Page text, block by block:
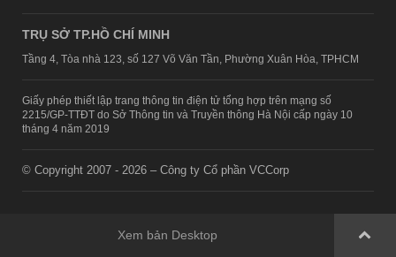
TRỤ SỞ TP.HỒ CHÍ MINH
Tầng 4, Tòa nhà 123, số 127 Võ Văn Tần, Phường Xuân Hòa, TPHCM
Giấy phép thiết lập trang thông tin điện tử tổng hợp trên mạng số
2215/GP-TTĐT do Sở Thông tin và Truyền thông Hà Nội cấp ngày 10
tháng 4 năm 2019
© Copyright 2007 - 2026 – Công ty Cổ phần VCCorp
Xem bản Desktop